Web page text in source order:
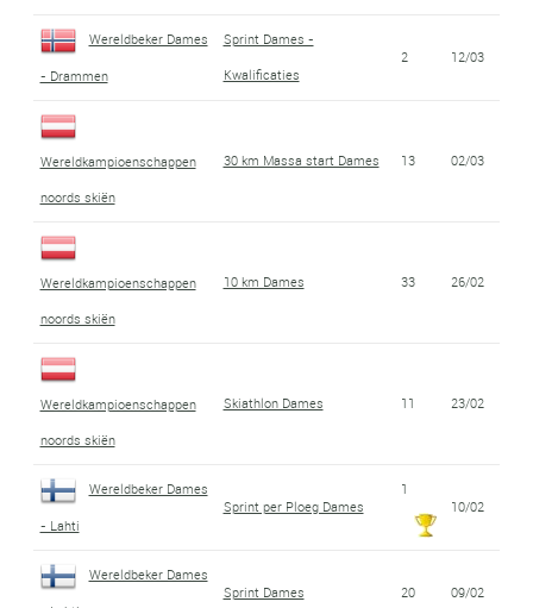
Wereldbeker Dames
- Drammen
Sprint Dames -
Kwalificaties
2 12/03
Wereldkampioenschappen
noords skiën
30 km Massa start Dames 13 02/03
Wereldkampioenschappen
noords skiën
10 km Dames 33 26/02
Wereldkampioenschappen
noords skiën
Skiathlon Dames 11 23/02
Wereldbeker Dames
- Lahti
Sprint per Ploeg Dames
1
10/02
Wereldbeker Dames
Sprint Dames 20 09/02